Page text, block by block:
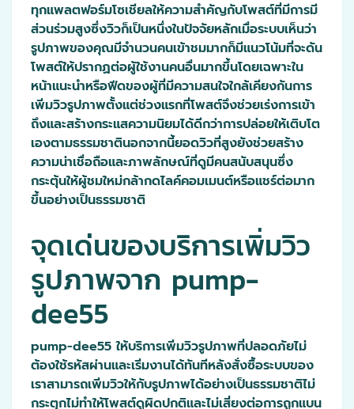
ทุกแพลตฟอร์มโซเชียลให้ความสำคัญกับโพสต์ที่มีการมี
ส่วนร่วมสูงซึ่งวิวก็เป็นหนึ่งในปัจจัยหลักเมื่อระบบเห็นว่า
รูปภาพของคุณมีจำนวนคนเข้าชมมากก็มีแนวโน้มที่จะดัน
โพสต์ให้ปรากฏต่อผู้ใช้งานคนอื่นมากขึ้นโดยเฉพาะใน
หน้าแนะนำหรือฟีดของผู้ที่มีความสนใจใกล้เคียงกันการ
เพิ่มวิวรูปภาพตั้งแต่ช่วงแรกที่โพสต์จึงช่วยเร่งการเข้า
ถึงและสร้างกระแสความนิยมได้ดีกว่าการปล่อยให้เติบโต
เองตามธรรมชาตินอกจากนี้ยอดวิวที่สูงยังช่วยสร้าง
ความน่าเชื่อถือและภาพลักษณ์ที่ดูมีคนสนับสนุนซึ่ง
กระตุ้นให้ผู้ชมใหม่กล้ากดไลค์คอมเมนต์หรือแชร์ต่อมาก
ขึ้นอย่างเป็นธรรมชาติ
จุดเด่นของบริการเพิ่มวิว
รูปภาพจาก pump-
dee55
pump-dee55 ให้บริการเพิ่มวิวรูปภาพที่ปลอดภัยไม่
ต้องใช้รหัสผ่านและเริ่มงานได้ทันทีหลังสั่งซื้อระบบของ
เราสามารถเพิ่มวิวให้กับรูปภาพได้อย่างเป็นธรรมชาติไม่
กระตุกไม่ทำให้โพสต์ดูผิดปกติและไม่เสี่ยงต่อการถูกแบน